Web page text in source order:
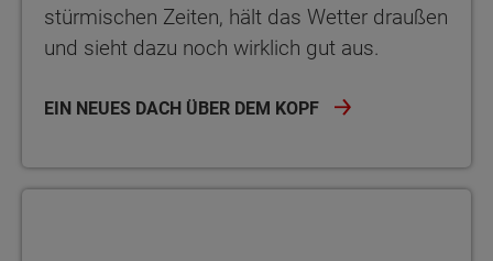
stürmischen Zeiten, hält das Wetter draußen
und sieht dazu noch wirklich gut aus.
EIN NEUES DACH ÜBER DEM KOPF